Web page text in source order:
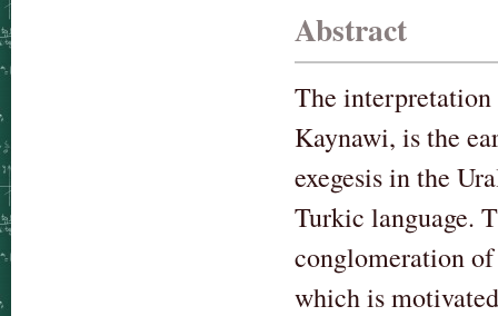
Abstract
The
Kaynawi, is the
exegesis in the
Turkic language.
conglomeration
which is